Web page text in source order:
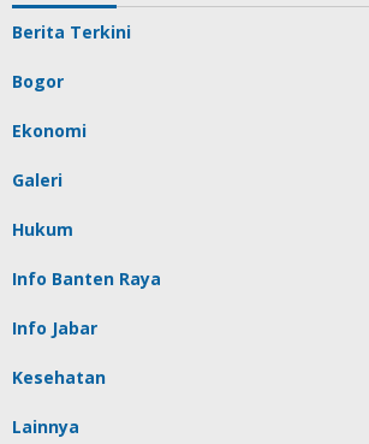
Berita Terkini
Bogor
Ekonomi
Galeri
Hukum
Info Banten Raya
Info Jabar
Kesehatan
Lainnya